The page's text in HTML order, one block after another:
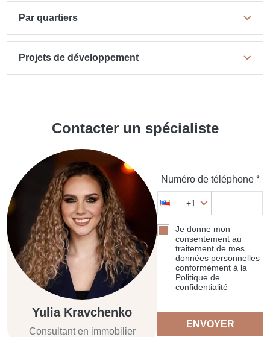
Par quartiers
Projets de développement
Contacter un spécialiste
Yulia Kravchenko
Consultant en immobilier
Numéro de téléphone *
+1
Je donne mon
consentement au
traitement de mes
données personnelles
conformément à la
Politique de
confidentialité
ENVOYER